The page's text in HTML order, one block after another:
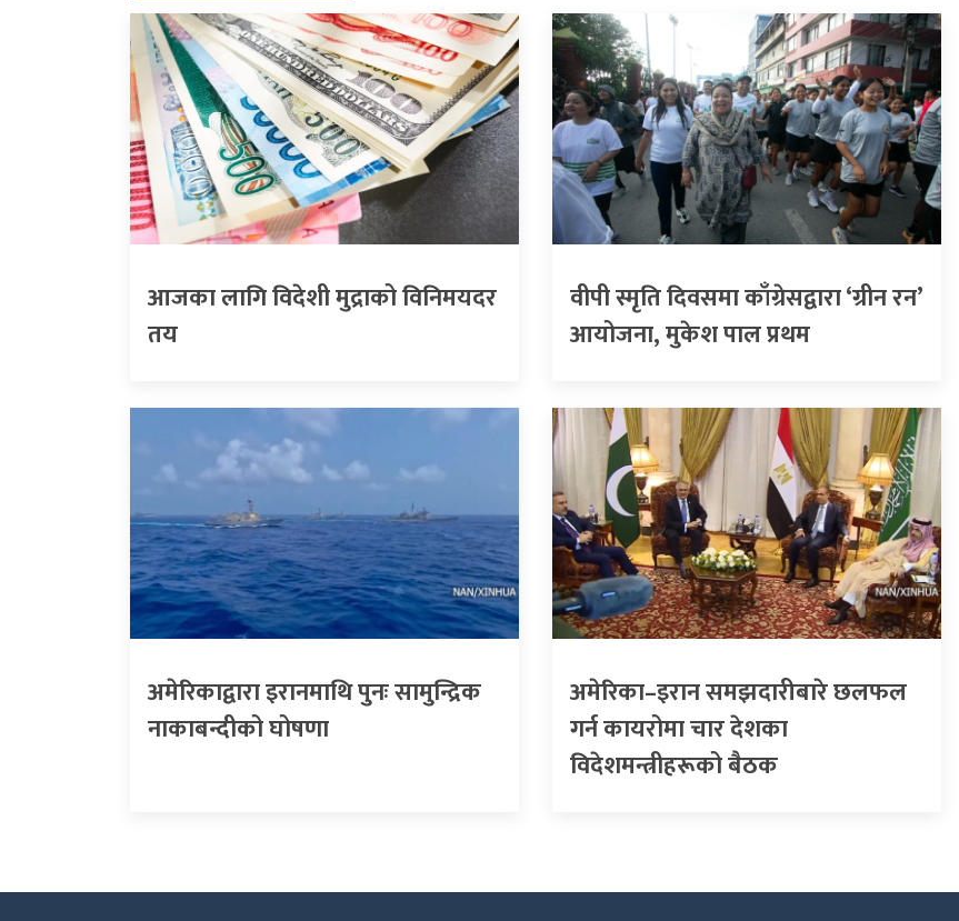
आजका लागि विदेशी मुद्राको विनिमयदर
तय
वीपी स्मृति दिवसमा काँग्रेसद्वारा ‘ग्रीन रन’
आयोजना, मुकेश पाल प्रथम
अमेरिकाद्वारा इरानमाथि पुनः सामुन्द्रिक
नाकाबन्दीको घोषणा
अमेरिका–इरान समझदारीबारे छलफल
गर्न कायरोमा चार देशका
विदेशमन्त्रीहरूको बैठक